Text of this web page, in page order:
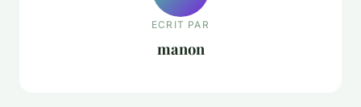
ECRIT PAR
manon